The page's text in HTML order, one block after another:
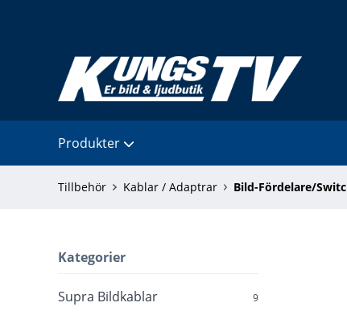
Produkter
Tillbehör Kablar / Adaptrar Bild-Fördelare/
Kategorier
Supra Bildkablar 9